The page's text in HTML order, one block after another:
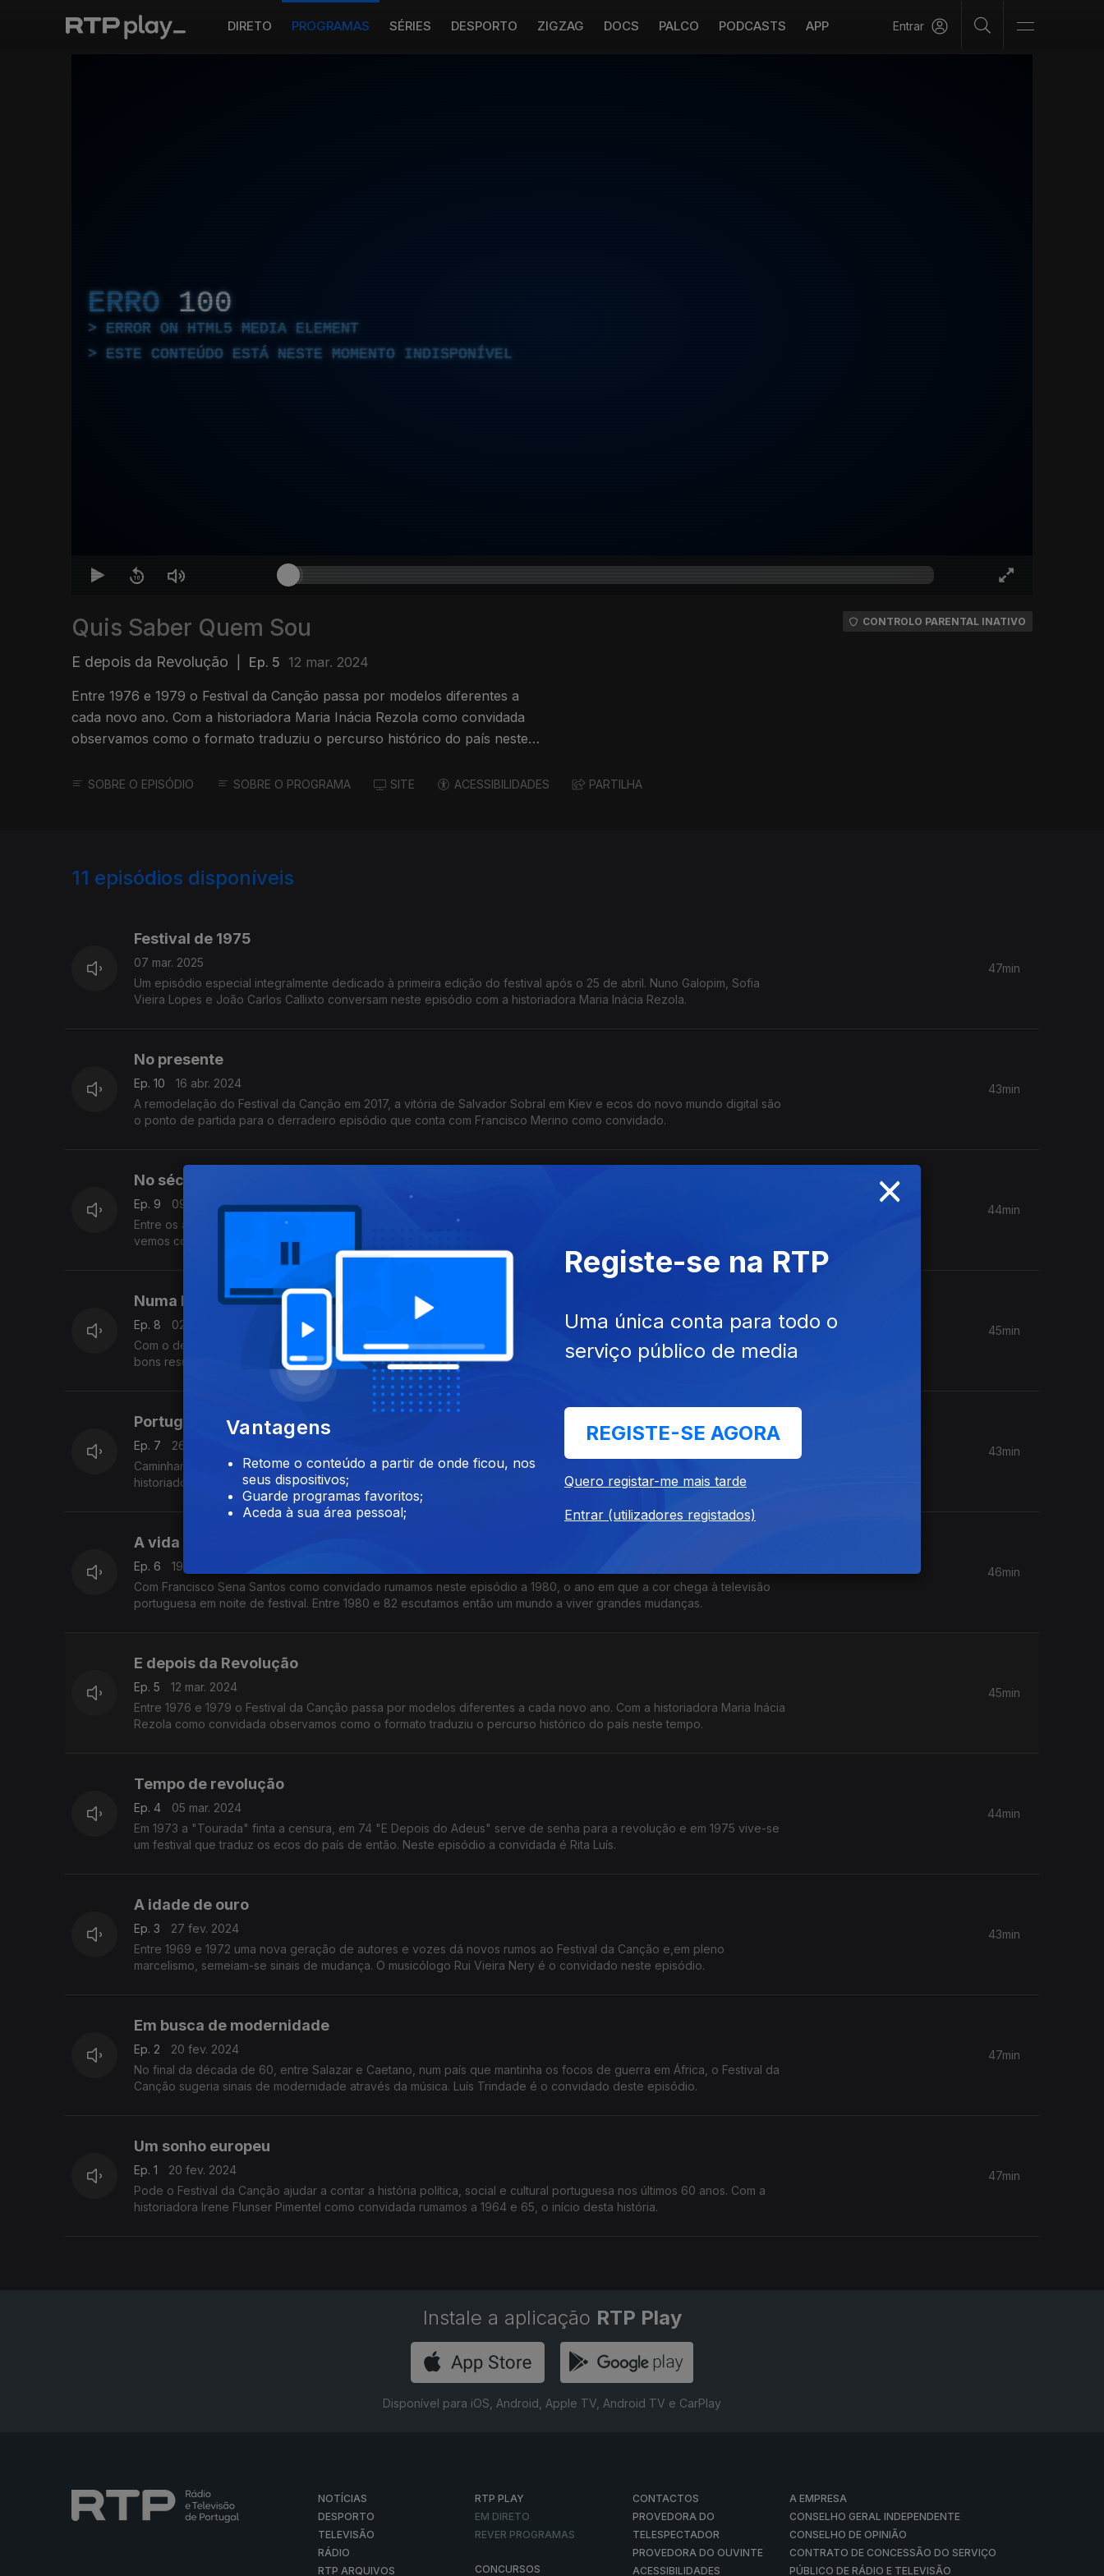
DIRETO PROGRAMAS SÉRIES DESPORTO ZIGZAG DOCS PALCO PODCASTS APP Entrar
ERRO 100
ERROR ON HTML5 MEDIA ELEMENT
ESTE CONTEÚDO ESTÁ NESTE MOMENTO INDISPONÍVEL
Quis Saber Quem Sou
E depois da Revolução Ep. 5 12 mar. 2024
Entre 1976 e 1979 o Festival da Canção passa por modelos diferentes a
cada novo ano. Com a historiadora Maria Inácia Rezola como convidada
observamos como o formato traduziu o percurso histórico do país neste
CONTROLO PARENTAL INATIVO
SOBRE O EPISÓDIO SOBRE O PROGRAMA SITE ACESSIBILIDADES PARTILHA
11 episódios disponíveis
Festival de 1975
07 mar. 2025
Um episódio especial integralmente dedicado à primeira edição do festival após o 25 de abril. Nuno Galopim, Sofia
Vieira Lopes e João Carlos Callixto conversam neste episódio com a historiadora Maria Inácia Rezola.
47min
No presente
Ep. 10
16 abr. 2024
A remodelação do Festival da Canção em 2017, a vitória de Salvador Sobral em Kiev e ecos do novo mundo digital são
o ponto de partida para o derradeiro episódio que conta com Francisco Merino como convidado.
43min
No século XXI
Ep. 9
09 abr. 2024
Entre os anos 2000 e 2015 o Festival da Canção atravessa alguns momentos difíceis. Com Carla Batista como convidada
vemos como se relacionam esses episódios com as grandes movimentações que caracterizam estes anos.
44min
Numa Europa alargada
Ep. 8
02 abr. 2024
Com o desmoronamento da cortina de ferro uma Europa alargada começa a surgir na Eurovisão numa década com
bons resultados para Portugal. Gonçalo Madail é o convidado deste episódio.
45min
Portugal na Europa
Ep. 7
26 mar. 2024
Caminhamos entre 1983 e 1989, um intervalo de tempo que assite à adesão de Portugal à Comunidade Europeia. Com a
historiadora Fernanda Rolo verificamos como os ecos desse tempo passam também pelo Festival da Canção.
43min
A vida a cores
Ep. 6
19 mar. 2024
Com Francisco Sena Santos como convidado rumamos neste episódio a 1980, o ano em que a cor chega à televisão
portuguesa em noite de festival. Entre 1980 e 82 escutamos então um mundo a viver grandes mudanças.
46min
E depois da Revolução
Ep. 5
12 mar. 2024
Entre 1976 e 1979 o Festival da Canção passa por modelos diferentes a cada novo ano. Com a historiadora Maria Inácia
Rezola como convidada observamos como o formato traduziu o percurso histórico do país neste tempo.
45min
Tempo de revolução
Ep. 4
05 mar. 2024
Em 1973 a "Tourada" finta a censura, em 74 "E Depois do Adeus" serve de senha para a revolução e em 1975 vive-se
um festival que traduz os ecos do país de então. Neste episódio a convidada é Rita Luís.
44min
A idade de ouro
Ep. 3
27 fev. 2024
Entre 1969 e 1972 uma nova geração de autores e vozes dá novos rumos ao Festival da Canção e,em pleno
marcelismo, semeiam-se sinais de mudança. O musicólogo Rui Vieira Nery é o convidado neste episódio.
43min
Em busca de modernidade
Ep. 2
20 fev. 2024
No final da década de 60, entre Salazar e Caetano, num país que mantinha os focos de guerra em África, o Festival da
Canção sugeria sinais de modernidade através da música. Luís Trindade é o convidado deste episódio.
47min
Um sonho europeu
Ep. 1
20 fev. 2024
Pode o Festival da Canção ajudar a contar a história política, social e cultural portuguesa nos últimos 60 anos. Com a
historiadora Irene Flunser Pimentel como convidada rumamos a 1964 e 65, o início desta história.
47min
Instale a aplicação RTP Play
Disponível para iOS, Android, Apple TV, Android TV e CarPlay
NOTÍCIAS
DESPORTO
TELEVISÃO
RÁDIO
RTP ARQUIVOS
RTP PLAY
EM DIRETO
REVER PROGRAMAS
CONCURSOS
CONTACTOS
PROVEDORA DO
TELESPECTADOR
PROVEDORA DO OUVINTE
ACESSIBILIDADES
A EMPRESA
CONSELHO GERAL INDEPENDENTE
CONSELHO DE OPINIÃO
CONTRATO DE CONCESSÃO DO SERVIÇO
PÚBLICO DE RÁDIO E TELEVISÃO
×
Vantagens
Retome o conteúdo a partir de onde ficou, nos
seus dispositivos;
Guarde programas favoritos;
Aceda à sua área pessoal;
Registe-se na RTP
Uma única conta para todo o
serviço público de media
REGISTE-SE AGORA
Quero registar-me mais tarde
Entrar (utilizadores registados)